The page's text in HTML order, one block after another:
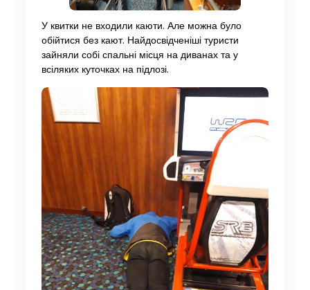
У квитки не входили каюти. Але можна було
обійтися без кают. Найдосвідченіші туристи
зайняли собі спальні місця на диванах та у
всіляких куточках на підлозі.